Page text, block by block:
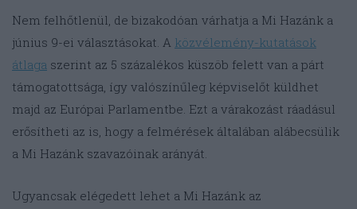
Nem felhőtlenül, de bizakodóan várhatja a Mi Hazánk a
június 9-ei választásokat. A közvélemény-kutatások
átlaga szerint az 5 százalékos küszöb felett van a párt
támogatottsága, így valószínűleg képviselőt küldhet
majd az Európai Parlamentbe. Ezt a várakozást ráadásul
erősítheti az is, hogy a felmérések általában alábecsülik
a Mi Hazánk szavazóinak arányát.
Ugyancsak elégedett lehet a Mi Hazánk az